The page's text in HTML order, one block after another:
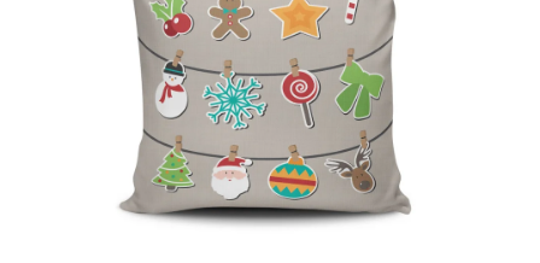
KOUPELNA A WC
CHOVATELSKÉ POTŘEBY
DOPLŇKY A DEKORACE